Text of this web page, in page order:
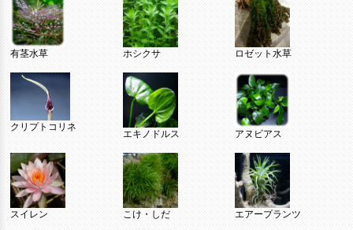
有茎水草 ホシクサ ロゼット水草
クリプトコリネ
エキノドルス アヌビアス
スイレン こけ・しだ エアープランツ